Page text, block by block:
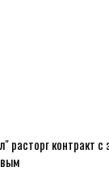
расторг контракт с